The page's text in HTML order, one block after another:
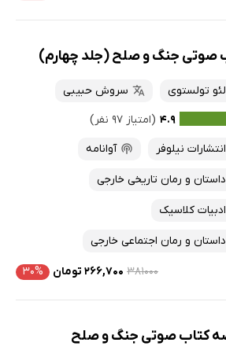
صوتی جنگ و صلح (جلد چهارم)
لئو تولستوی
سروش حبیبی
۴.۹ (امتیاز ۹۷ نفر)
انتشارات نیلوفر
آوانامه
داستان و رمان تاریخی خارجی
ادبیات کلاسیک
داستان و رمان اجتماعی خارجی
۳۸۱۰۰۰ ۲۶۶,۷۰۰ تومان ۳۰%
کتاب صوتی جنگ و صلح